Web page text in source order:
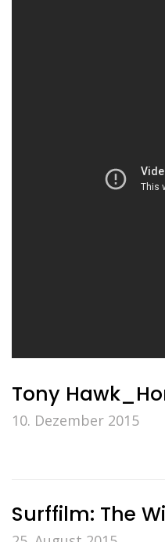
Tony
10. Dezember 2015
Surffilm: The